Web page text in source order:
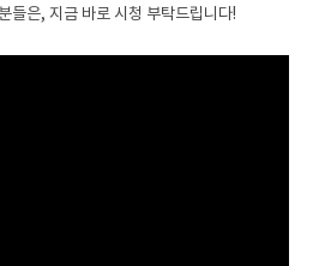
들은, 지금 바로 시청 부탁드립니다!